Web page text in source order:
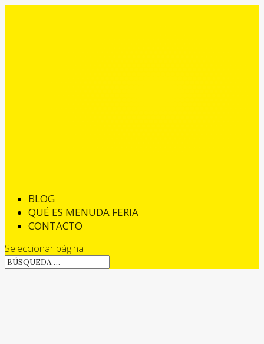
BLOG
QUÉ ES MENUDA FERIA
CONTACTO
Seleccionar página